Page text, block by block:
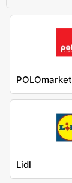
POLOmarket
Lidl